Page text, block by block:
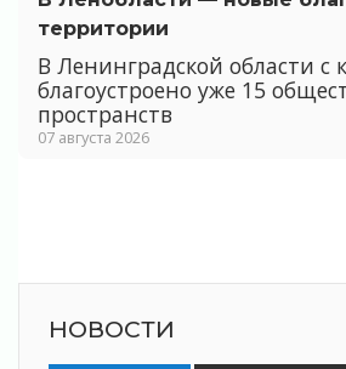
территории
В Ленинградской области с
благоустроено уже 15
пространств
07 августа 2026
НОВОСТИ